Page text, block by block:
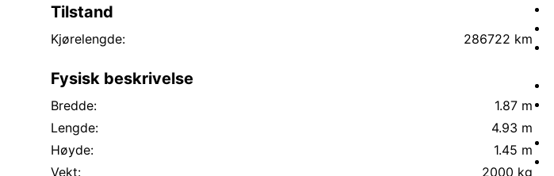
Tilstand
Kjørelengde: 286722 km
Fysisk beskrivelse
Bredde:
1.87 m
Lengde:
4.93 m
Høyde:
1.45 m
Vekt:
2000 kg